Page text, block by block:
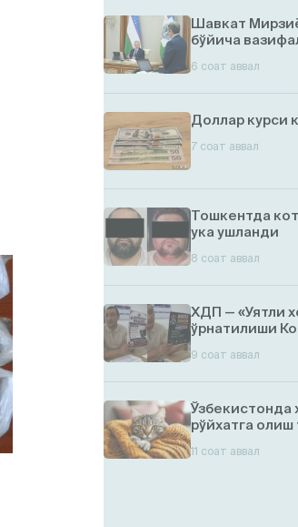
Шавкат
бўйича
6 соат аввал
Доллар курси
7 соат аввал
Тошкентда
ука ушланди
8 соат аввал
ХДП — «Уятли
ўрнатилиши
9 соат аввал
Ўзбекистонда
рўйхатга олиш
11 соат аввал